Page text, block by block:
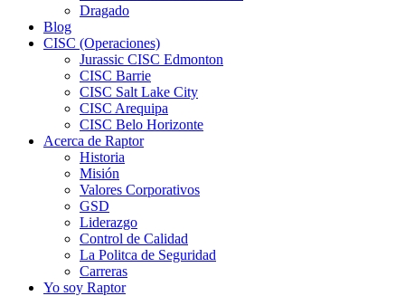
Dragado
Blog
CISC (Operaciones)
Jurassic CISC Edmonton
CISC Barrie
CISC Salt Lake City
CISC Arequipa
CISC Belo Horizonte
Acerca de Raptor
Historia
Misión
Valores Corporativos
GSD
Liderazgo
Control de Calidad
La Politca de Seguridad
Carreras
Yo soy Raptor